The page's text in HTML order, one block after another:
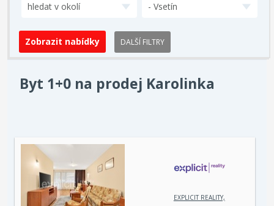
hledat v okolí - Vsetín
DALŠÍ FILTRY
Byt 1+0 na prodej Karolinka
EXPLICIT REALITY,